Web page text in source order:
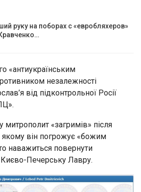
руку на поборах с «евробляхеров»
«антиукраїнським
незалежності
від підконтрольної Росії
митрополит «загримів» після
якому він погрожує «божим
наважиться повернути
Києво-Печерську Лавру.